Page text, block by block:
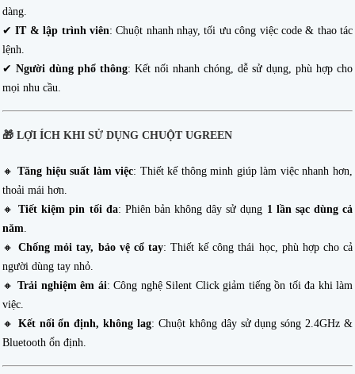
dàng.
✔IT & lập trình viên: Chuột nhanh nhạy, tối ưu công việc code & thao tác
lệnh.
✔ Người dùng phổ thông: Kết nối nhanh chóng, dễ sử dụng, phù hợp cho
mọi nhu cầu.
🎁 LỢI ÍCH KHI SỬ DỤNG CHUỘT UGREEN
🔸Tăng hiệu suất làm việc: Thiết kế thông minh giúp làm việc nhanh hơn,
thoải mái hơn.
🔸Tiết kiệm pin tối đa: Phiên bản không dây sử dụng 1 lần sạc dùng cả
năm.
🔸Chống mỏi tay, bảo vệ cổ tay: Thiết kế công thái học, phù hợp cho cả
người dùng tay nhỏ.
🔸 Trải nghiệm êm ái: Công nghệ Silent Click giảm tiếng ồn tối đa khi làm
việc.
🔸 Kết nối ổn định, không lag: Chuột không dây sử dụng sóng 2.4GHz &
Bluetooth ổn định.